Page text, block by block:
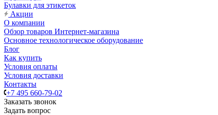
Булавки для этикеток
Акции
О компании
Обзор товаров Интернет-магазина
Основное технологическое оборудование
Блог
Как купить
Условия оплаты
Условия доставки
Контакты
+7 495 660-79-02
Заказать звонок
Задать вопрос